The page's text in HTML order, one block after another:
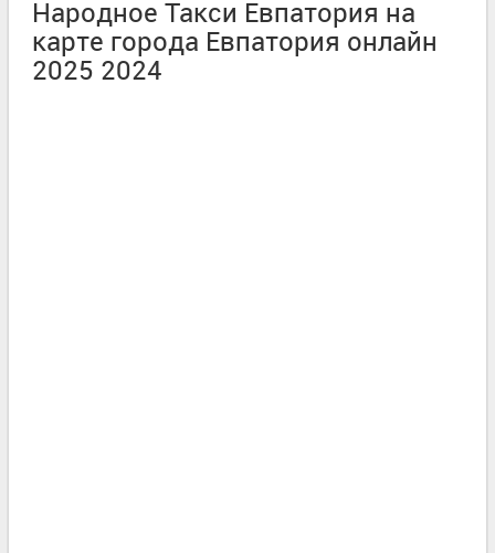
Народное Такси Евпатория на
карте города Евпатория онлайн
2025 2024